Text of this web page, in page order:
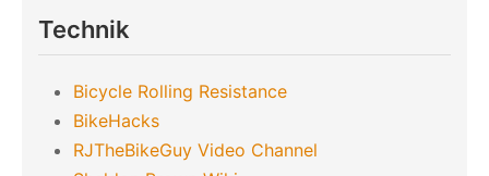
Technik
Bicycle Rolling Resistance
BikeHacks
RJTheBikeGuy Video Channel